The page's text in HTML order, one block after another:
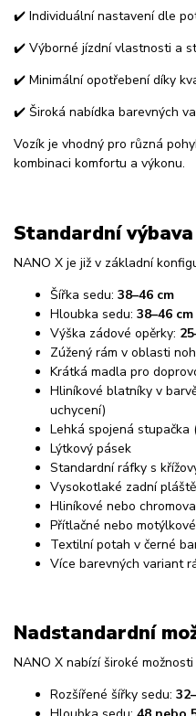
✔️ Individuální nastavení dle
✔️ Výborné jízdní vlastnosti a
✔️ Minimální opotřebení díky
✔️ Široká nabídka barevných
Vozík je vhodný pro různá
kombinaci komfortu a výkonu.
Standardní výbava
NANO X je již v základní
Šířka sedu: 38–46 cm
Hloubka sedu: 38–46 cm
Výška zádové opěrky:
Zúžený rám v oblasti
Krátká madla pro
Hliníkové blatníky v
uchycení)
Lehká spojená
Lýtkový pásek
Standardní ráfky s
Vysokotlaké zadní
Hliníkové nebo
Přítlačné nebo
Textilní potah v černé
Více barevných variant
Nadstandardní
NANO X nabízí široké
Rozšířené šířky sedu: